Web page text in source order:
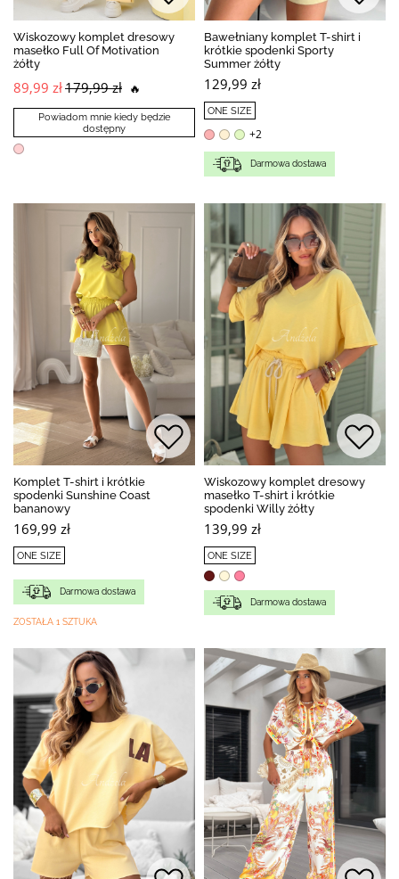
Wiskozowy komplet dresowy
masełko Full Of Motivation
żółty
89,99 zł179,99 zł 🔥
Powiadom mnie kiedy będzie
dostępny
Bawełniany komplet T-shirt i
krótkie spodenki Sporty
Summer żółty
129,99 zł
ONE SIZE
+2
Darmowa dostawa
Komplet T-shirt i krótkie
spodenki Sunshine Coast
bananowy
169,99 zł
ONE SIZE
Darmowa dostawa
ZOSTAŁA 1 SZTUKA
Wiskozowy komplet dresowy
masełko T-shirt i krótkie
spodenki Willy żółty
139,99 zł
ONE SIZE
Darmowa dostawa